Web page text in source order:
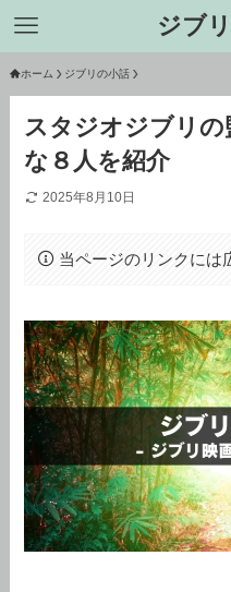
ジブ
ホーム ジブリの小話
スタジオジブリの
な８人を紹介
2025年8月10日
当ページのリンクには